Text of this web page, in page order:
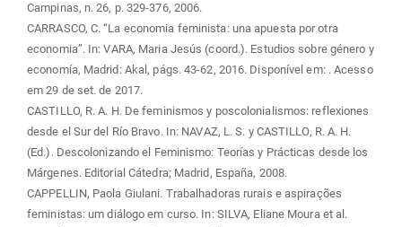
Campinas, n. 26, p. 329-376, 2006.
CARRASCO, C. “La economia feminista: una apuesta por otra
economia”. In: VARA, Maria Jesús (coord.). Estudios sobre género y
economía, Madrid: Akal, págs. 43-62, 2016. Disponível em: . Acesso
em 29 de set. de 2017.
CASTILLO, R. A. H. De feminismos y poscolonialismos: reflexiones
desde el Sur del Río Bravo. In: NAVAZ, L. S. y CASTILLO, R. A. H.
(Ed.). Descolonizando el Feminismo: Teorías y Prácticas desde los
Márgenes. Editorial Cátedra; Madrid, España, 2008.
CAPPELLIN, Paola Giulani. Trabalhadoras rurais e aspirações
feministas: um diálogo em curso. In: SILVA, Eliane Moura et al.